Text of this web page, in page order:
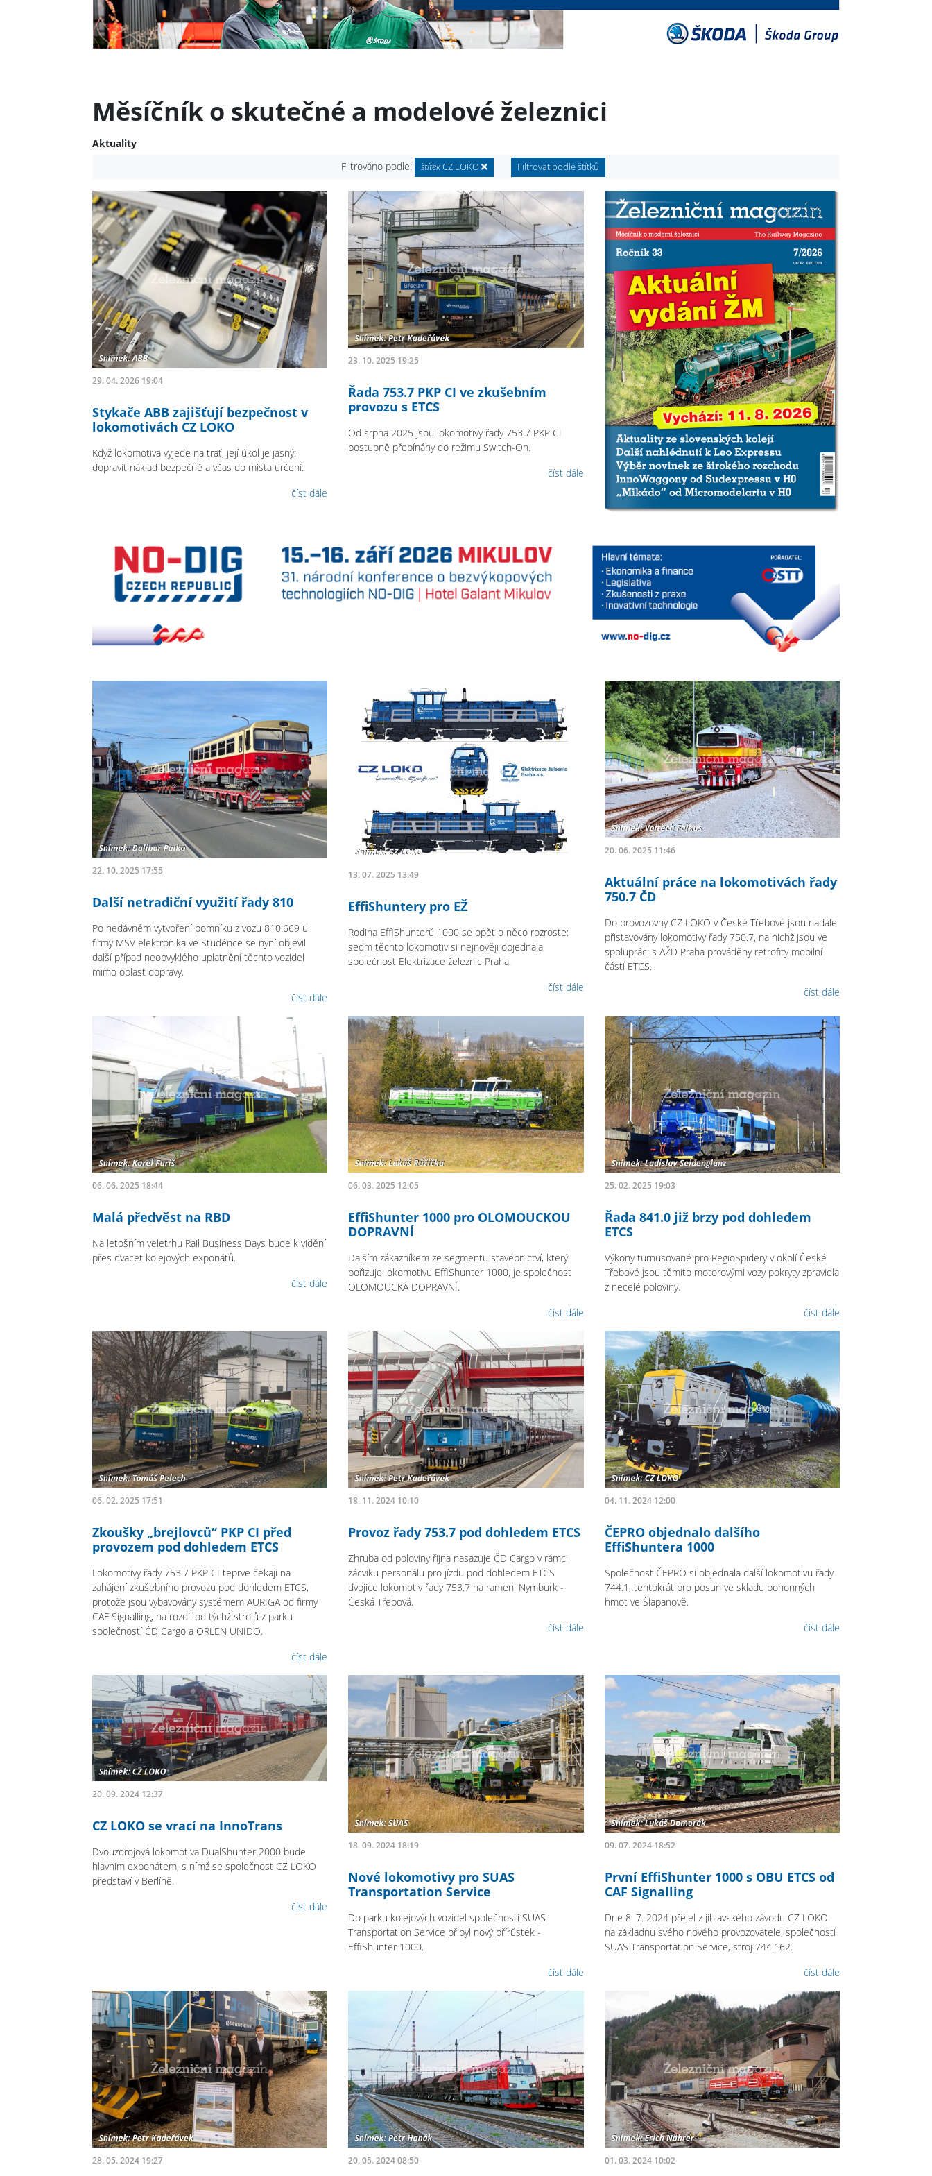
Měsíčník o skutečné a modelové železnici
Aktuality
Filtrováno podle:
štítekCZ LOKO Filtrovat podle štítků
29. 04. 2026 19:04
Stykače ABB zajišťují bezpečnost v
lokomotivách CZ LOKO
Když lokomotiva vyjede na trať, její úkol je jasný:
dopravit náklad bezpečně a včas do místa určení.
číst dále
23. 10. 2025 19:25
Řada 753.7 PKP CI ve zkušebním
provozu s ETCS
Od srpna 2025 jsou lokomotivy řady 753.7 PKP CI
postupně přepínány do režimu Switch-On.
číst dále
22. 10. 2025 17:55
Další netradiční využití řady 810
Po nedávném vytvoření pomníku z vozu 810.669 u
firmy MSV elektronika ve Studénce se nyní objevil
další případ neobvyklého uplatnění těchto vozidel
mimo oblast dopravy.
číst dále
13. 07. 2025 13:49
EffiShuntery pro EŽ
Rodina EffiShunterů 1000 se opět o něco rozroste:
sedm těchto lokomotiv si nejnověji objednala
společnost Elektrizace železnic Praha.
číst dále
20. 06. 2025 11:46
Aktuální práce na lokomotivách řady
750.7 ČD
Do provozovny CZ LOKO v České Třebové jsou nadále
přistavovány lokomotivy řady 750.7, na nichž jsou ve
spolupráci s AŽD Praha prováděny retrofity mobilní
části ETCS.
číst dále
06. 06. 2025 18:44
Malá předvěst na RBD
Na letošním veletrhu Rail Business Days bude k vidění
přes dvacet kolejových exponátů.
číst dále
06. 03. 2025 12:05
EffiShunter 1000 pro OLOMOUCKOU
DOPRAVNÍ
Dalším zákazníkem ze segmentu stavebnictví, který
pořizuje lokomotivu EffiShunter 1000, je společnost
OLOMOUCKÁ DOPRAVNÍ.
číst dále
25. 02. 2025 19:03
Řada 841.0 již brzy pod dohledem
ETCS
Výkony turnusované pro RegioSpidery v okolí České
Třebové jsou těmito motorovými vozy pokryty zpravidla
z necelé poloviny.
číst dále
06. 02. 2025 17:51
Zkoušky „brejlovců“ PKP CI před
provozem pod dohledem ETCS
Lokomotivy řady 753.7 PKP CI teprve čekají na
zahájení zkušebního provozu pod dohledem ETCS,
protože jsou vybavovány systémem AURIGA od firmy
CAF Signalling, na rozdíl od týchž strojů z parku
společností ČD Cargo a ORLEN UNIDO.
číst dále
18. 11. 2024 10:10
Provoz řady 753.7 pod dohledem ETCS
Zhruba od poloviny října nasazuje ČD Cargo v rámci
zácviku personálu pro jízdu pod dohledem ETCS
dvojice lokomotiv řady 753.7 na rameni Nymburk -
Česká Třebová.
číst dále
04. 11. 2024 12:00
ČEPRO objednalo dalšího
EffiShuntera 1000
Společnost ČEPRO si objednala další lokomotivu řady
744.1, tentokrát pro posun ve skladu pohonných
hmot ve Šlapanově.
číst dále
20. 09. 2024 12:37
CZ LOKO se vrací na InnoTrans
Dvouzdrojová lokomotiva DualShunter 2000 bude
hlavním exponátem, s nímž se společnost CZ LOKO
představí v Berlíně.
číst dále
18. 09. 2024 18:19
Nové lokomotivy pro SUAS
Transportation Service
Do parku kolejových vozidel společnosti SUAS
Transportation Service přibyl nový přírůstek -
EffiShunter 1000.
číst dále
09. 07. 2024 18:52
První EffiShunter 1000 s OBU ETCS od
CAF Signalling
Dne 8. 7. 2024 přejel z jihlavského závodu CZ LOKO
na základnu svého nového provozovatele, společnosti
SUAS Transportation Service, stroj 744.162.
číst dále
28. 05. 2024 19:27 20. 05. 2024 08:50 01. 03. 2024 10:02